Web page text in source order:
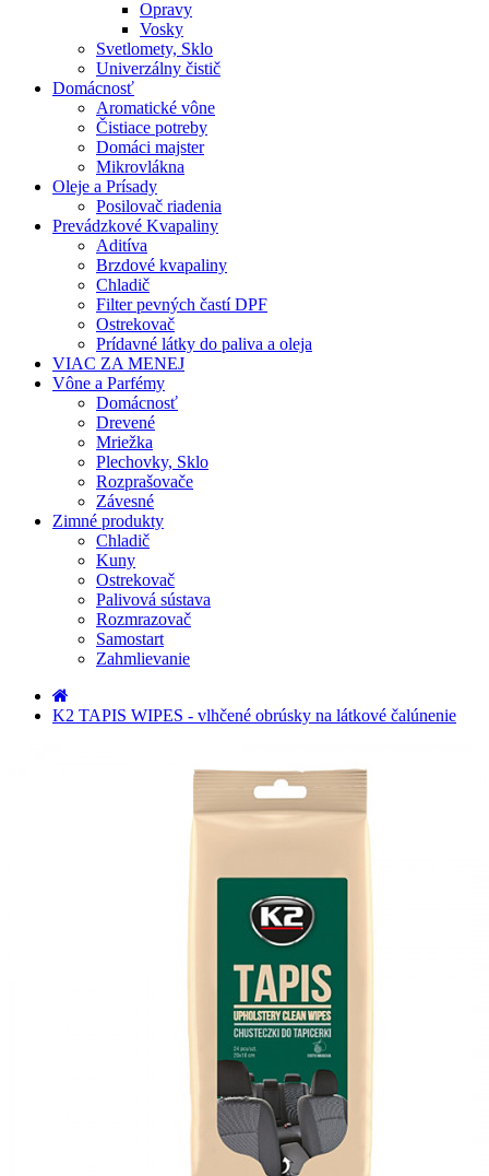
Opravy
Vosky
Svetlomety, Sklo
Univerzálny čistič
Domácnosť
Aromatické vône
Čistiace potreby
Domáci majster
Mikrovlákna
Oleje a Prísady
Posilovač riadenia
Prevádzkové Kvapaliny
Aditíva
Brzdové kvapaliny
Chladič
Filter pevných častí DPF
Ostrekovač
Prídavné látky do paliva a oleja
VIAC ZA MENEJ
Vône a Parfémy
Domácnosť
Drevené
Mriežka
Plechovky, Sklo
Rozprašovače
Závesné
Zimné produkty
Chladič
Kuny
Ostrekovač
Palivová sústava
Rozmrazovač
Samostart
Zahmlievanie
K2 TAPIS WIPES - vlhčené obrúsky na látkové čalúnenie